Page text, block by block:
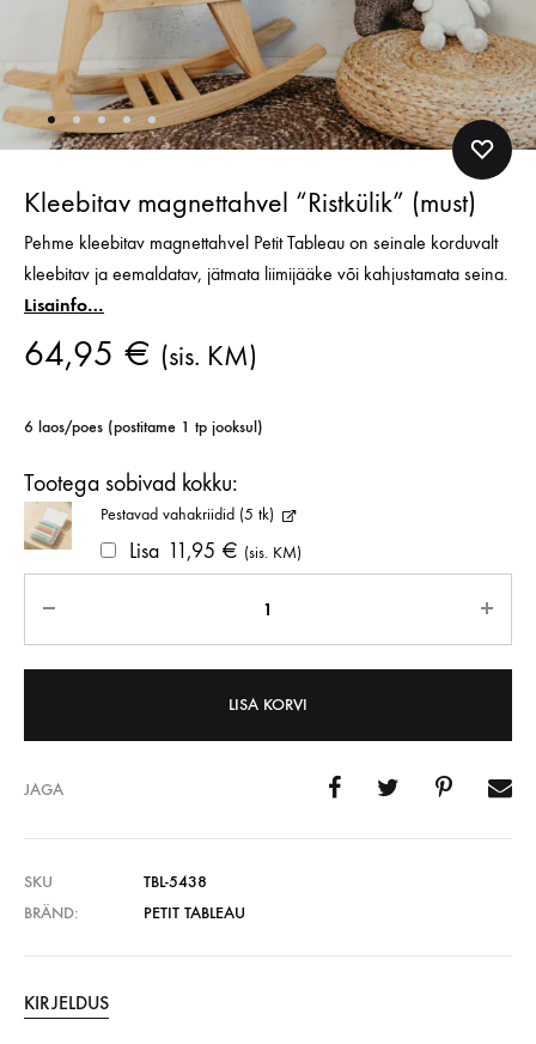
Kleebitav magnettahvel “Ristkülik” (must)
Pehme kleebitav magnettahvel Petit Tableau on seinale korduvalt
kleebitav ja eemaldatav, jätmata liimijääke või kahjustamata seina.
Lisainfo…
64,95 € (sis. KM)
6 laos/poes (postitame 1 tp jooksul)
Tootega sobivad kokku:
Pestavad vahakriidid (5 tk)
Lisa 11,95 € (sis. KM)
LISA KORVI
JAGA
SKU
TBL-5438
BRÄND:
PETIT TABLEAU
KIRJELDUS